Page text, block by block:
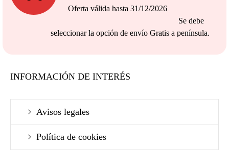
Oferta válida hasta 31/12/2026
Se debe
seleccionar la opción de envío Gratis a península.
INFORMACIÓN DE INTERÉS
Avisos legales
Política de cookies